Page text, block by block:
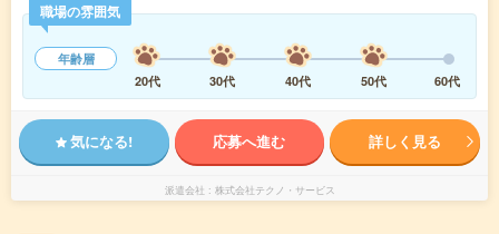
職場の雰囲気
年齢層
20代
30代 40代 50代 60代
気になる! 応募へ進む 詳しく見る
派遣会社 株式会社テクノ・サービス